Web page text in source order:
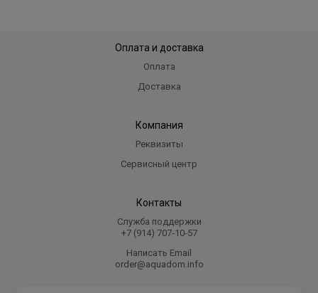
Оплата и доставка
Оплата
Доставка
Компания
Реквизиты
Сервисный центр
Контакты
Служба поддержки
+7 (914) 707‑10‑57
Написать Email
order@aquadom.info